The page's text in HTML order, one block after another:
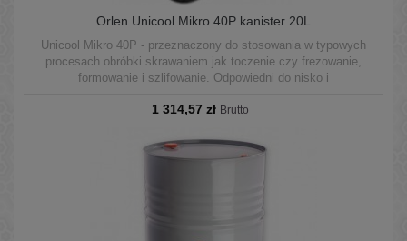
Orlen Unicool Mikro 40P kanister 20L
Unicool Mikro 40P - przeznaczony do stosowania w typowych
procesach obróbki skrawaniem jak toczenie czy frezowanie,
formowanie i szlifowanie. Odpowiedni do nisko i
układach centralnych oraz w pojedynczych maszynach.
1 314,57 zł Brutto